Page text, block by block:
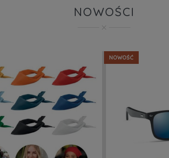
NOWOŚCI
NOWOŚĆ